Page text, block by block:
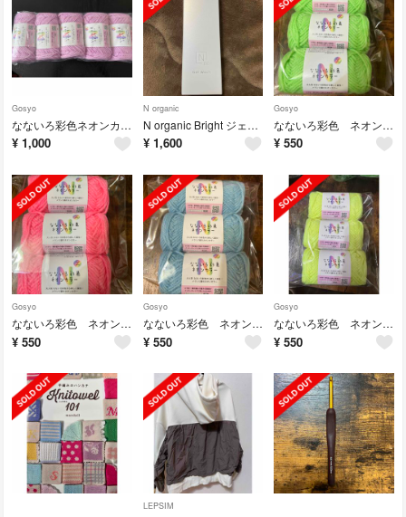
Gosyo
なないろ彩色ネオンカラー5玉セット
¥ 1,000
N organic
N organic Bright ジェルウォッシュ
¥ 1,600
Gosyo
なないろ彩色 ネオンカラー3玉
¥ 550
Gosyo
なないろ彩色 ネオンカラー3玉
¥ 550
Gosyo
なないろ彩色 ネオンカラー3玉
¥ 550
Gosyo
なないろ彩色 ネオンカラー3玉
¥ 550
LEPSIM